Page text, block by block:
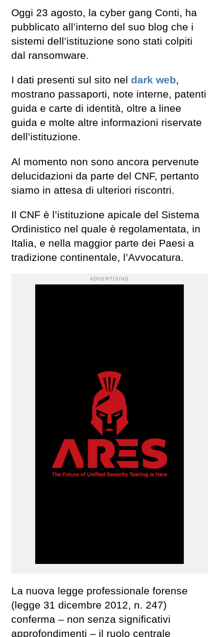
Oggi 23 agosto, la cyber gang Conti, ha
pubblicato all’interno del suo blog che i
sistemi dell’istituzione sono stati colpiti
dal ransomware.
I dati presenti sul sito nel dark web,
mostrano passaporti, note interne, patenti
guida e carte di identità, oltre a linee
guida e molte altre informazioni riservate
dell’istituzione.
Al momento non sono ancora pervenute
delucidazioni da parte del CNF, pertanto
siamo in attesa di ulteriori riscontri.
Il CNF è l’istituzione apicale del Sistema
Ordinistico nel quale è regolamentata, in
Italia, e nella maggior parte dei Paesi a
tradizione continentale, l’Avvocatura.
ADVERTISING
La nuova legge professionale forense
(legge 31 dicembre 2012, n. 247)
conferma – non senza significativi
approfondimenti – il ruolo centrale